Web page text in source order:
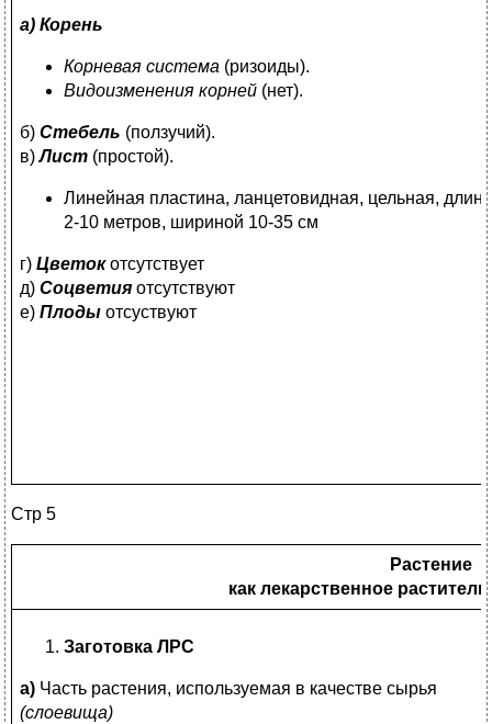
а) Корень
Корневая система (ризоиды).
Видоизменения корней (нет).
б) Стебель (ползучий).
в)Лист (простой).
Линейная пластина, ланцетовидная, цельная,
2-10 метров, шириной 10-35 см
г) Цветокотсутствует
д) Соцветия отсутствуют
е) Плоды отсуствуют
Стр 5
Растение
как лекарственное
Заготовка ЛРС
а) Часть растения, используемая в качестве сырья
(слоевища)